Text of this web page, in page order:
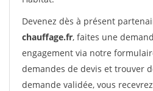
Devenez dès à présent
chauffage.fr, faites une
engagement via notre
demandes de devis et trouver
demande validée, vous